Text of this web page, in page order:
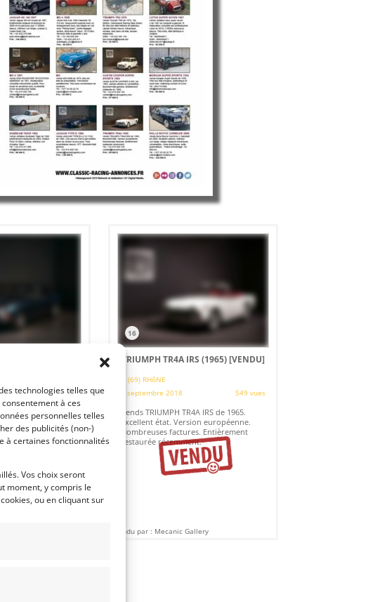
technologies telles que
à ces
personnelles telles
des publicités (non-)
à certaines fonctionnalités
Vos choix seront
moment, y compris le
ou en cliquant sur
S1 FHC (1966)
654 vues
E 4.2 S1 FHC de
à part entière
pure. Trois
16
TRIUMPH TR4A IRS (1965)[VENDU]
(69) RHôNE
4 septembre 2018
549 vues
Vends TRIUMPH TR4A IRS de 1965.
Excellent état. Version européenne.
Nombreuses factures. Entièrement
restaurée récemment.
Vendu par : Mecanic Gallery